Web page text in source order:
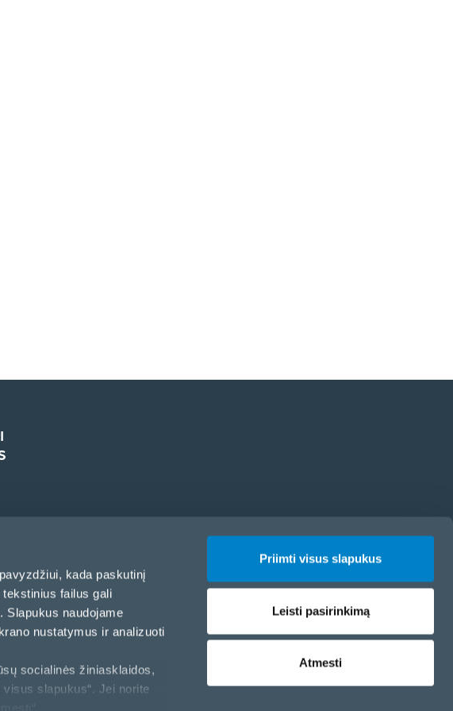
kada paskutinį
failus gali
Slapukus naudojame
nustatymus ir analizuoti
socialinės žiniasklaidos,
slapukus“. Jei norite
Priimti visus slapukus
Leisti pasirinkimą
Atmesti